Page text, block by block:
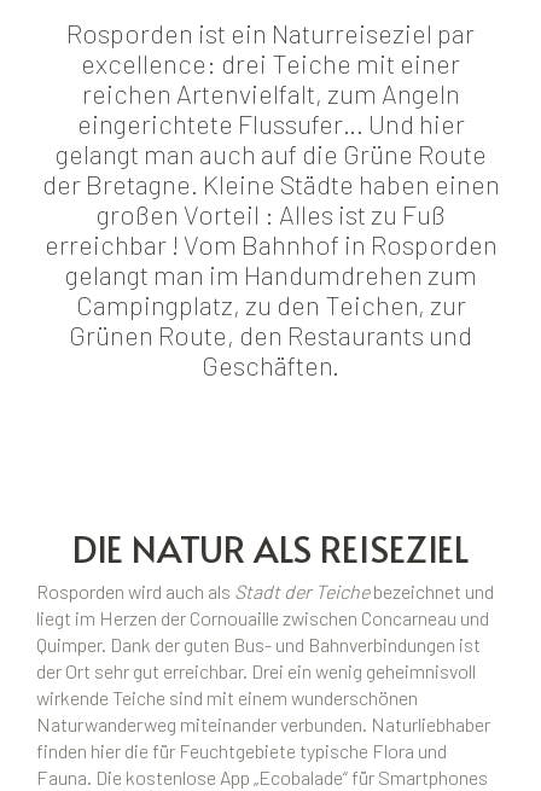
Rosporden ist ein Naturreiseziel par
excellence: drei Teiche mit einer
reichen Artenvielfalt, zum Angeln
eingerichtete Flussufer… Und hier
gelangt man auch auf die Grüne Route
der Bretagne. Kleine Städte haben einen
großen Vorteil : Alles ist zu Fuß
erreichbar ! Vom Bahnhof in Rosporden
gelangt man im Handumdrehen zum
Campingplatz, zu den Teichen, zur
Grünen Route, den Restaurants und
Geschäften.
DIE NATUR ALS REISEZIEL
Rosporden wird auch als Stadt der Teichebezeichnet und
liegt im Herzen der Cornouaille zwischen Concarneau und
Quimper. Dank der guten Bus- und Bahnverbindungen ist
der Ort sehr gut erreichbar. Drei ein wenig geheimnisvoll
wirkende Teiche sind mit einem wunderschönen
Naturwanderweg miteinander verbunden. Naturliebhaber
finden hier die für Feuchtgebiete typische Flora und
Fauna. Die kostenlose App „Ecobalade“ für Smartphones